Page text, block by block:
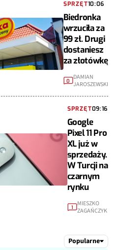
SPRZĘT10:06
Biedronka
wrzuciła za
99 zł. Drugi
dostaniesz
za złotówkę
0 DAMIAN
JAROSZEWSKI
SPRZĘT09:16
Google
Pixel 11 Pro
XL już w
sprzedaży.
W Turcji na
czarnym
rynku
1
MIESZKO
ZAGAŃCZYK
Popularne